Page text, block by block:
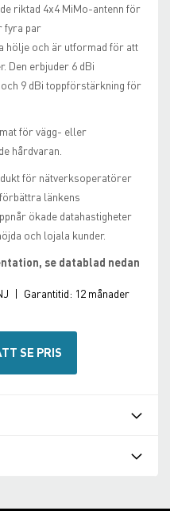
riktad 4x4 MiMo-antenn för
fyra par
hölje och är utformad för att
Den erbjuder 6 dBi
9 dBi toppförstärkning för
för vägg- eller
hårdvaran.
för nätverksoperatörer
länkens
ökade datahastigheter
och lojala kunder.
se datablad nedan
| Garantitid: 12 månader
SE PRIS